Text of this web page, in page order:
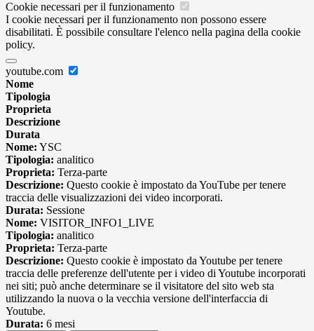
Cookie necessari per il funzionamento
I cookie necessari per il funzionamento non possono essere
disabilitati. È possibile consultare l'elenco nella pagina della cookie
policy.
youtube.com
Nome
Tipologia
Proprieta
Descrizione
Durata
Nome: YSC
Tipologia: analitico
Proprieta: Terza-parte
Descrizione: Questo cookie è impostato da YouTube per tenere
traccia delle visualizzazioni dei video incorporati.
Durata: Sessione
Nome: VISITOR_INFO1_LIVE
Tipologia: analitico
Proprieta: Terza-parte
Descrizione: Questo cookie è impostato da Youtube per tenere
traccia delle preferenze dell'utente per i video di Youtube incorporati
nei siti; può anche determinare se il visitatore del sito web sta
utilizzando la nuova o la vecchia versione dell'interfaccia di
Youtube.
Durata: 6 mesi